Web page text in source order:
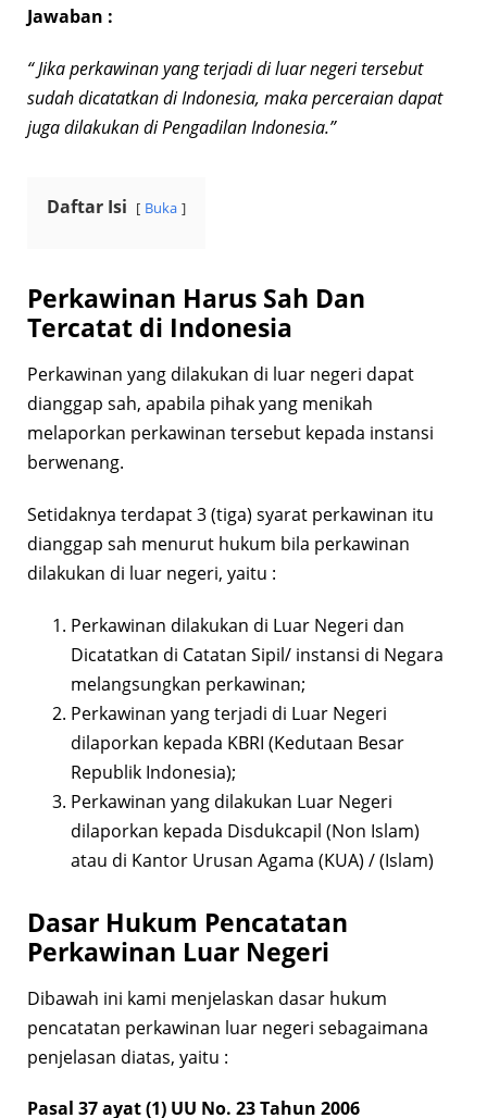
Jawaban :
“ Jika perkawinan yang terjadi di luar negeri tersebut
sudah dicatatkan di Indonesia, maka perceraian dapat
juga dilakukan di Pengadilan Indonesia.”
Daftar Isi Buka
Perkawinan Harus Sah Dan
Tercatat di Indonesia
Perkawinan yang dilakukan di luar negeri dapat
dianggap sah, apabila pihak yang menikah
melaporkan perkawinan tersebut kepada instansi
berwenang.
Setidaknya terdapat 3 (tiga) syarat perkawinan itu
dianggap sah menurut hukum bila perkawinan
dilakukan di luar negeri, yaitu :
Perkawinan dilakukan di Luar Negeri dan
Dicatatkan di Catatan Sipil/ instansi di Negara
melangsungkan perkawinan;
Perkawinan yang terjadi di Luar Negeri
dilaporkan kepada KBRI (Kedutaan Besar
Republik Indonesia);
Perkawinan yang dilakukan Luar Negeri
dilaporkan kepada Disdukcapil (Non Islam)
atau di Kantor Urusan Agama (KUA) / (Islam)
Dasar Hukum Pencatatan
Perkawinan Luar Negeri
Dibawah ini kami menjelaskan dasar hukum
pencatatan perkawinan luar negeri sebagaimana
penjelasan diatas, yaitu :
Pasal 37 ayat (1) UU No. 23 Tahun 2006